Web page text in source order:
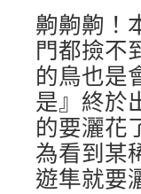
齁齁齁！
門都撿不
的鳥也
是』終於
的要灑花
為看到某
遊隼就要